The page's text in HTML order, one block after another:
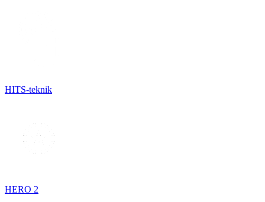
HITS-teknik
HERO 2